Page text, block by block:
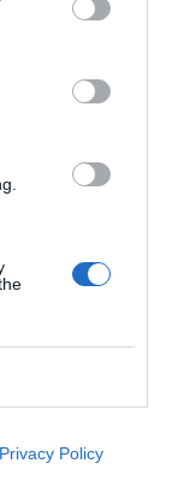
Privacy Policy
y
TV Azteca